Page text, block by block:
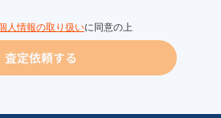
人情報の取り扱いに同意の上
査定依頼する